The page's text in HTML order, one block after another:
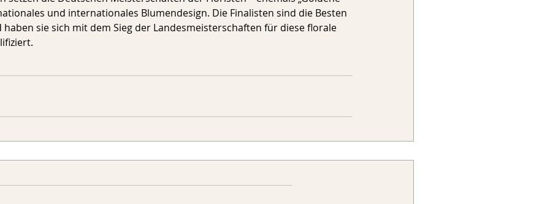
und internationales Blumendesign. Die Finalisten sind die Besten
haben sie sich mit dem Sieg der Landesmeisterschaften für diese florale